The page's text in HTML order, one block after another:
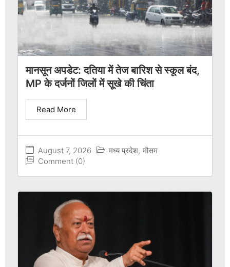
मानसून अपडेट: दतिया में तेज बारिश से स्कूल बंद,
MP के दर्जनों जिलों में सूखे की चिंता
August 7, 2026 मध्य प्रदेश, मौसम
Comment (0)
Read More